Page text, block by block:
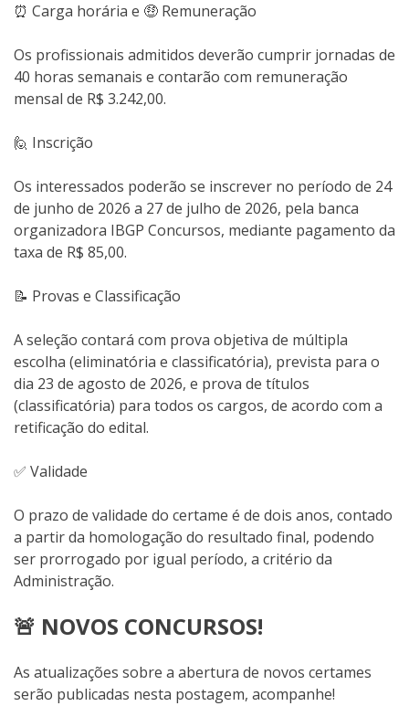
⏰ Carga horária e 🤑 Remuneração
Os profissionais admitidos deverão cumprir jornadas de
40 horas semanais e contarão com remuneração
mensal de R$ 3.242,00.
🙋 Inscrição
Os interessados poderão se inscrever no período de 24
de junho de 2026 a 27 de julho de 2026, pela banca
organizadora IBGP Concursos, mediante pagamento da
taxa de R$ 85,00.
📝 Provas e Classificação
A seleção contará com prova objetiva de múltipla
escolha (eliminatória e classificatória), prevista para o
dia 23 de agosto de 2026, e prova de títulos
(classificatória) para todos os cargos, de acordo com a
retificação do edital.
✅ Validade
O prazo de validade do certame é de dois anos, contado
a partir da homologação do resultado final, podendo
ser prorrogado por igual período, a critério da
Administração.
🚨 NOVOS CONCURSOS!
As atualizações sobre a abertura de novos certames
serão publicadas nesta postagem, acompanhe!